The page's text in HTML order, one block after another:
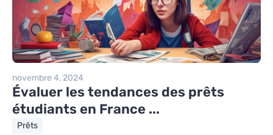
novembre 4, 2024
Évaluer les tendances des prêts
étudiants en France ...
Prêts